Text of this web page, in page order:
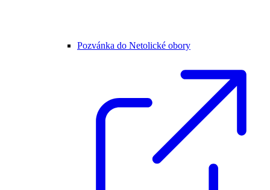
Pozvánka do Netolické obory